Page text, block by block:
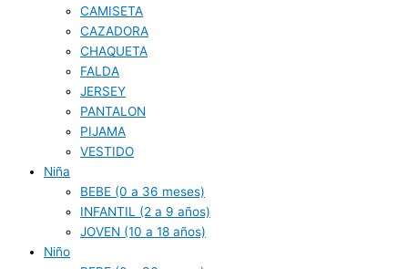
CAMISETA
CAZADORA
CHAQUETA
FALDA
JERSEY
PANTALON
PIJAMA
VESTIDO
Niña
BEBE (0 a 36 meses)
INFANTIL (2 a 9 años)
JOVEN (10 a 18 años)
Niño